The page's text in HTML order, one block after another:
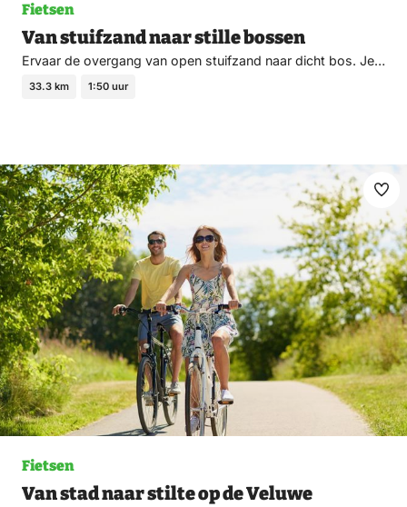
Fietsen
Van stuifzand naar stille bossen
Ervaar de overgang van open stuifzand naar dicht bos. Je…
33.3 km 1:50 uur
Fietsen
Van stad naar stilte op de Veluwe